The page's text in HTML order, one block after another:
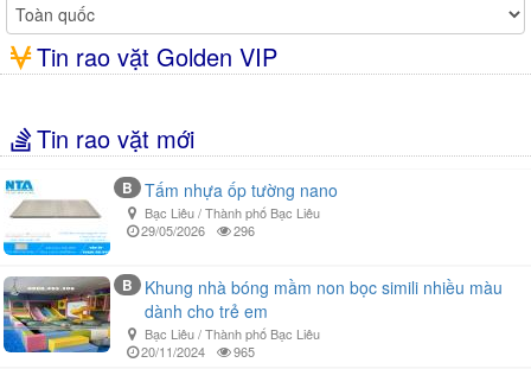
Tin rao vặt Golden VIP
Tin rao vặt mới
B Tấm nhựa ốp tường nano
Bạc Liêu / Thành phố Bạc Liêu
29/05/2026
296
B
Khung nhà bóng mầm non bọc simili nhiều màu
dành cho trẻ em
Bạc Liêu / Thành phố Bạc Liêu
20/11/2024
965